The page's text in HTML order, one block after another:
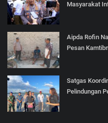
Masyarakat
Aipda Rofin
Pesan
Satgas
Pelindungan